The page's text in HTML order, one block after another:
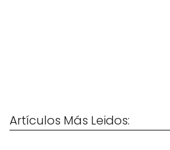
Artículos Más Leidos: